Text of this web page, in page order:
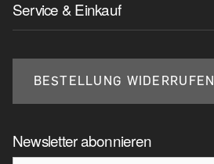
Service & Einkauf
BESTELLUNG WIDERRUFEN
Newsletter abonnieren